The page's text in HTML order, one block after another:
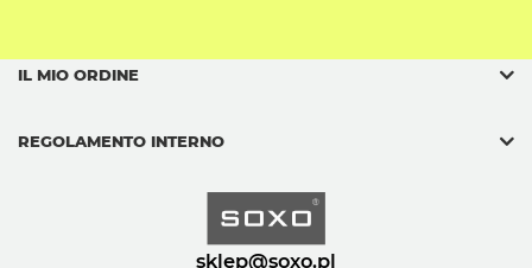
sklep@soxo.pl
IL MIO ORDINE
REGOLAMENTO INTERNO